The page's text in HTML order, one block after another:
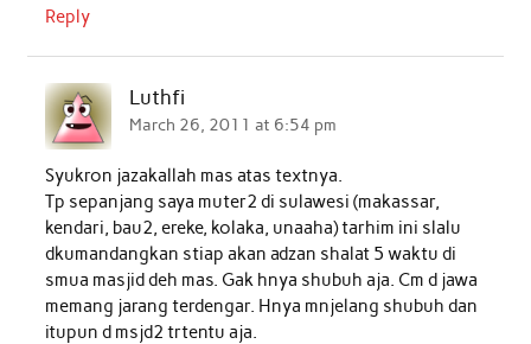
Reply
Luthfi
March 26, 2011 at 6:54 pm
Syukron jazakallah mas atas textnya.
Tp sepanjang saya muter2 di sulawesi (makassar,
kendari, bau2, ereke, kolaka, unaaha) tarhim ini slalu
dkumandangkan stiap akan adzan shalat 5 waktu di
smua masjid deh mas. Gak hnya shubuh aja. Cm d jawa
memang jarang terdengar. Hnya mnjelang shubuh dan
itupun d msjd2 trtentu aja.